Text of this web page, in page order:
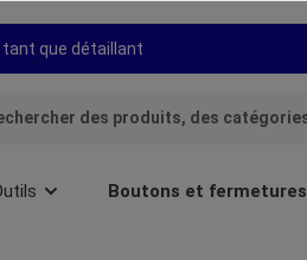
que détaillant
Boutons et fermetures